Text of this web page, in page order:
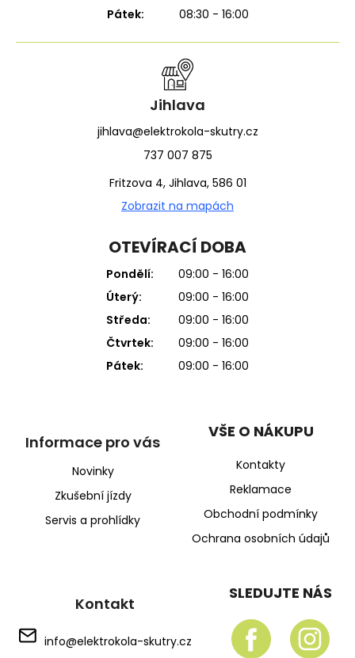
Pátek:
08:30 - 16:00
Jihlava
jihlava@elektrokola-skutry.cz
737 007 875
Fritzova 4, Jihlava, 586 01
Zobrazit na mapách
OTEVÍRACÍ DOBA
Pondělí:
09:00 - 16:00
Úterý:
09:00 - 16:00
Středa:
09:00 - 16:00
Čtvrtek:
09:00 - 16:00
Pátek:
09:00 - 16:00
Informace pro vás
Novinky
Zkušební jízdy
Servis a prohlídky
VŠE O NÁKUPU
Kontakty
Reklamace
Obchodní podmínky
Ochrana osobních údajů
Kontakt
info@elektrokola-skutry.cz
SLEDUJTE NÁS